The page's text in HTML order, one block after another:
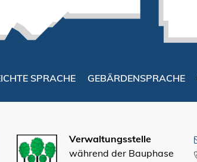
SPRACHE GEBÄRDENSPRACHE
Verwaltungsstelle
während der Bauphase